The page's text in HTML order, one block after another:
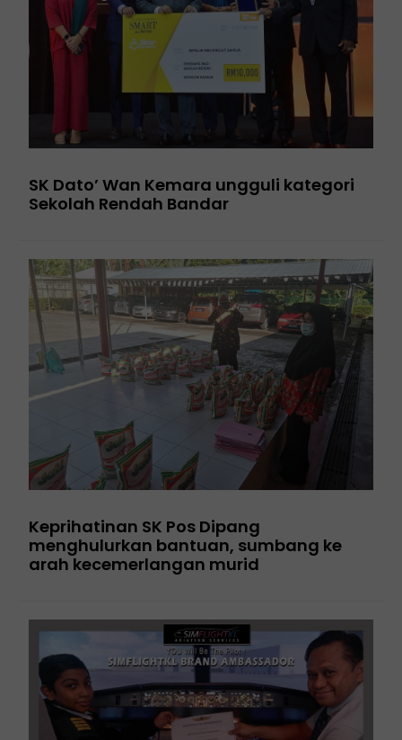
SK Dato’ Wan Kemara ungguli kategori
Sekolah Rendah Bandar
Keprihatinan SK Pos Dipang
menghulurkan bantuan, sumbang ke
arah kecemerlangan murid